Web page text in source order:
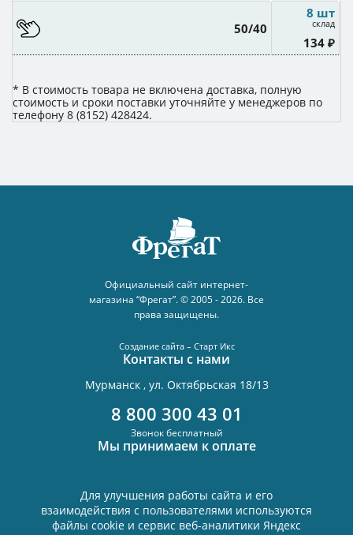
50/40
8 шт
склад
134 ₽
* В стоимость товара не включена доставка, полную
стоимость и сроки поставки уточняйте у менеджеров по
телефону 8 (8152) 428424.
Официальный сайт интернет-
магазина “Фрегат”. © 2005 - 2026. Все
права защищены.
Создание сайта – Старт Икс
Контакты с нами
Мурманск , ул. Октябрьская 18/13
8 800 300 43 01
Звонок бесплатный
Мы принимаем к оплате
Политика в отношении обработки персональных данных
Согласие на обработку персональных данных
Для улучшения работы сайта и его
взаимодействия с пользователями используются
файлы cookie и сервис веб-аналитики Яндекс